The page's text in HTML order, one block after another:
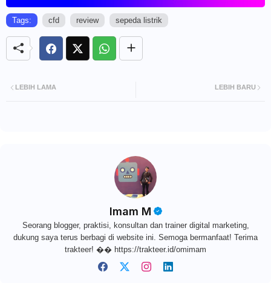
Tags: cfd review sepeda listrik
LEBIH BARU
LEBIH LAMA
Imam M
Seorang blogger, praktisi, konsultan dan trainer digital marketing,
dukung saya terus berbagi di website ini. Semoga bermanfaat! Terima
trakteer! �� https://trakteer.id/omimam